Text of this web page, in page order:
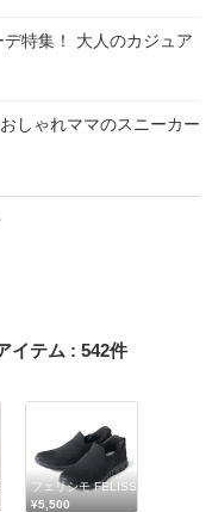
特集！ 大人のカジュア
しゃれママのスニーカー
イテム : 542件
フェリシモ FELISSIMO
¥5,500